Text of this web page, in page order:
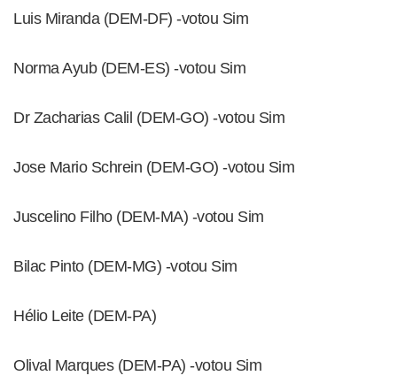
Luis Miranda (DEM-DF) -votou Sim
Norma Ayub (DEM-ES) -votou Sim
Dr Zacharias Calil (DEM-GO) -votou Sim
Jose Mario Schrein (DEM-GO) -votou Sim
Juscelino Filho (DEM-MA) -votou Sim
Bilac Pinto (DEM-MG) -votou Sim
Hélio Leite (DEM-PA)
Olival Marques (DEM-PA) -votou Sim